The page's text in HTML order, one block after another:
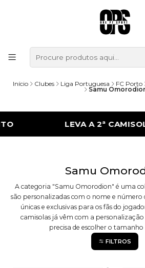
Início Clubes Liga Portuguesa FC Porto
Samu
LEVA A 2ª
Samu
A categoria "Samu Omorodion" é uma
são personalizadas com o nome e
únicas e exclusivas para os fãs do
camisolas já vêm com a personalização
precisa de escolher o
FILTROS